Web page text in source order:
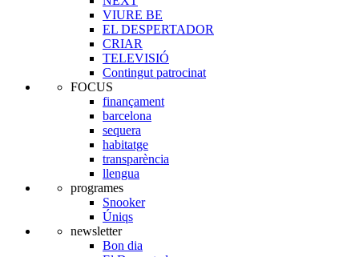
VIURE BE
EL DESPERTADOR
CRIAR
TELEVISIÓ
Contingut patrocinat
FOCUS
finançament
barcelona
sequera
habitatge
transparència
llengua
programes
Snooker
Úniqs
newsletter
Bon dia